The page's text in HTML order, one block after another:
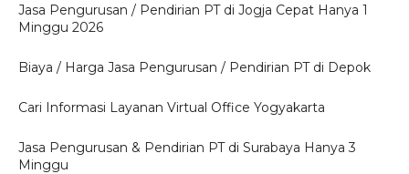
Jasa Pengurusan / Pendirian PT di Jogja Cepat Hanya 1
Minggu 2026
Biaya / Harga Jasa Pengurusan / Pendirian PT di Depok
Cari Informasi Layanan Virtual Office Yogyakarta
Jasa Pengurusan & Pendirian PT di Surabaya Hanya 3
Minggu